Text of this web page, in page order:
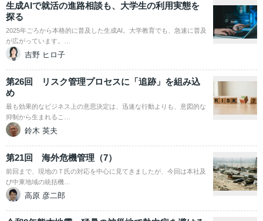
生成AIで就活の進路相談も、大学生の利用実態を
探る
2025年ごろから本格的に普及した生成AI。大学教育でも、急速に普及
が広がっています。…
吉野 ヒロ子
第26回 リスク管理プロセスに「追跡」を組み込
め
最も効果的なビジネス上の意思決定は、迅速な行動よりも、意図的な
抑制から生まれるこ…
鈴木 英夫
第21回 海外危機管理（7）
前回まで、現地のＴ氏の対応を中心に見てきましたが、今回は本社及
び中東地域の統括機…
高原 彦二郎